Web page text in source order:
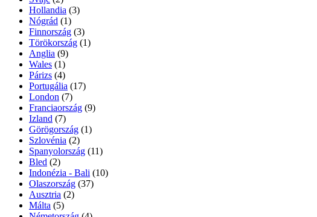
Hollandia (3)
Nógrád (1)
Finnország (3)
Törökország (1)
Anglia (9)
Wales (1)
Párizs (4)
Portugália (17)
London (7)
Franciaország (9)
Izland (7)
Görögország (1)
Szlovénia (2)
Spanyolország (11)
Bled (2)
Indonézia - Bali (10)
Olaszország (37)
Ausztria (2)
Málta (5)